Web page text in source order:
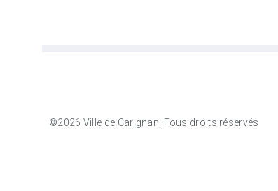
©2026 Ville de Carignan, Tous droits réservés